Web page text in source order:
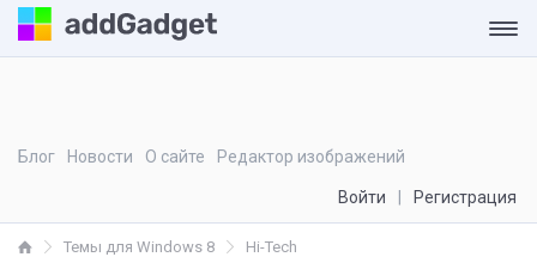
Блог Новости О сайте Редактор изображений
Войти Регистрация
Темы для Windows 8 Hi-Tech